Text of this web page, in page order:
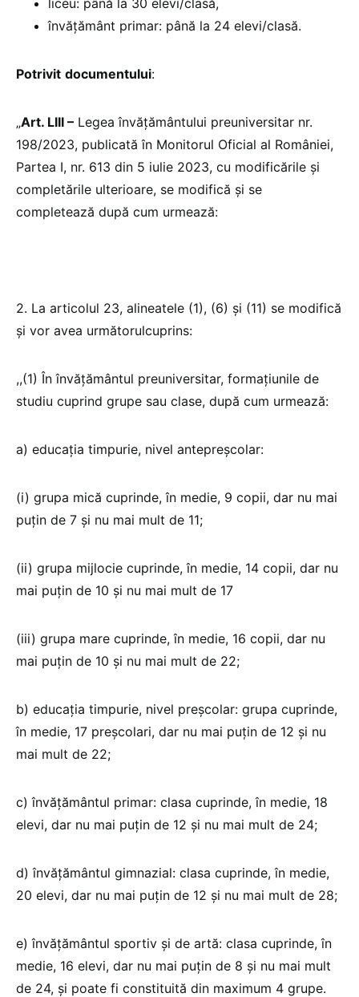
învățământ primar: până la 24 elevi/clasă.
Potrivit documentului:
„Art. LIII – Legea învăţământului preuniversitar nr.
198/2023, publicată în Monitorul Oficial al României,
Partea I, nr. 613 din 5 iulie 2023, cu modificările și
completările ulterioare, se modifică și se
completează după cum urmează:
2. La articolul 23, alineatele (1), (6) și (11) se modifică
și vor avea următorulcuprins:
,,(1) În învăţământul preuniversitar, formaţiunile de
studiu cuprind grupe sau clase, după cum urmează:
a) educaţia timpurie, nivel antepreşcolar:
(i) grupa mică cuprinde, în medie, 9 copii, dar nu mai
puţin de 7 şi nu mai mult de 11;
(ii) grupa mijlocie cuprinde, în medie, 14 copii, dar nu
mai puţin de 10 şi nu mai mult de 17
(iii) grupa mare cuprinde, în medie, 16 copii, dar nu
mai puţin de 10 şi nu mai mult de 22;
b) educaţia timpurie, nivel preşcolar: grupa cuprinde,
în medie, 17 preşcolari, dar nu mai puţin de 12 şi nu
mai mult de 22;
c) învăţământul primar: clasa cuprinde, în medie, 18
elevi, dar nu mai puţin de 12 şi nu mai mult de 24;
d) învăţământul gimnazial: clasa cuprinde, în medie,
20 elevi, dar nu mai puţin de 12 şi nu mai mult de 28;
e) învăţământul sportiv şi de artă: clasa cuprinde, în
medie, 16 elevi, dar nu mai puţin de 8 şi nu mai mult
de 24, şi poate fi constituită din maximum 4 grupe.